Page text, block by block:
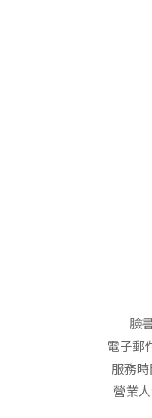
臉
電子郵
服務
營業